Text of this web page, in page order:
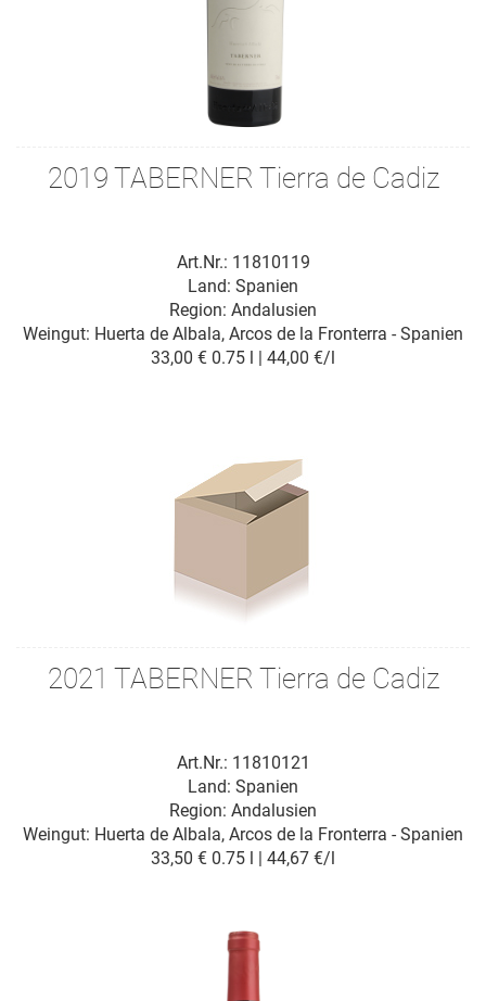
2019 TABERNER Tierra de Cadiz
Art.Nr.: 11810119
Region: Andalusien
Weingut: Huerta de Albala, Arcos de la Fronterra - Spanien
Land: Spanien
33,00 € 0.75 l | 44,00 €/l
2021 TABERNER Tierra de Cadiz
Art.Nr.: 11810121
Weingut: Huerta de Albala, Arcos de la Fronterra - Spanien
Region: Andalusien
Land: Spanien
33,50 € 0.75 l | 44,67 €/l